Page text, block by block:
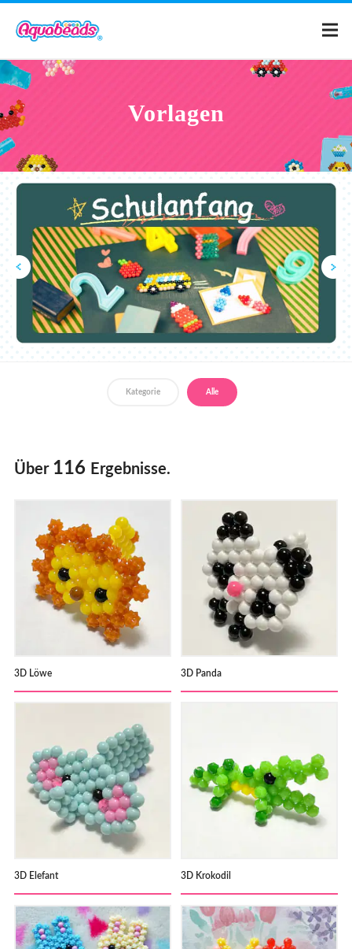
Was sind Aquabeads?
Filme
FAQ
Vorlagen
Kategorie Alle
Über 116 Ergebnisse.
3D Löwe 3D Panda
3D Elefant 3D Krokodil